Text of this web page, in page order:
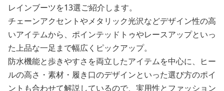
レインブーツを13選ご紹介します。
チェーンアクセントやメタリック光沢などデザイン性の高
いアイテムから、ポインテッドトゥやレースアップといっ
た上品な一足まで幅広くピックアップ。
防水機能と歩きやすさを両立したアイテムを中心に、ヒー
ルの高さ・素材・履き口のデザインといった選び方のポイ
ントも合わせて解説しているので、実用性とファッション